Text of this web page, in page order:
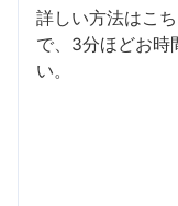
詳しい方法はこ
で、3分ほどお時
い。